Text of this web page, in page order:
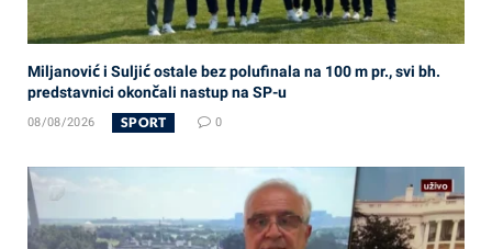
Miljanović i Suljić ostale bez polufinala na 100 m pr., svi bh.
predstavnici okončali nastup na SP-u
08/08/2026 SPORT 0